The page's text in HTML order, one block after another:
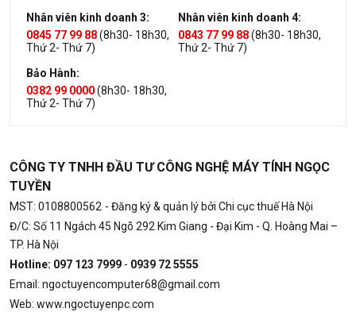
Nhân viên kinh doanh 3:
0845 77 99 88(8h30- 18h30,
Thứ 2- Thứ 7)
Nhân viên kinh doanh 4:
0843 77 99 88(8h30- 18h30,
Thứ 2- Thứ 7)
Bảo Hành:
0382 99 0000(8h30- 18h30,
Thứ 2- Thứ 7)
CÔNG TY TNHH ĐẦU TƯ CÔNG NGHỆ MÁY TÍNH NGỌC
TUYỀN
MST: 0108800562 - Đăng ký & quản lý bởi Chi cục thuế Hà Nội
Đ/C: Số 11 Ngách 45 Ngõ 292 Kim Giang - Đại Kim - Q. Hoàng Mai –
TP. Hà Nội
Hotline: 097 123 7999 - 0939 72 5555
Email: ngoctuyencomputer68@gmail.com
Web: www.ngoctuyenpc.com